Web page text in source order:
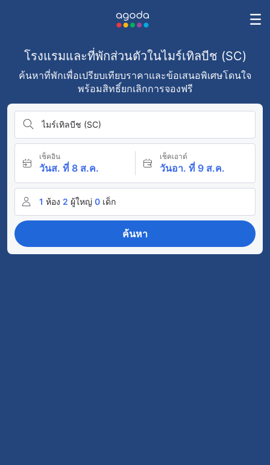
โรงแรมและที่พักส่วนตัวในไมร์เทิลบีช (SC)
ค้นหาที่พักเพื่อเปรียบเทียบราคาและข้อเสนอพิเศษโดนใจ
พร้อมสิทธิ์ยกเลิกการจองฟรี
ไมร์เทิลบีช (SC)
เช็คอิน
วันส. ที่ 8 ส.ค.
เช็คเอาต์
วันอา. ที่ 9 ส.ค.
1 ห้อง 2 ผู้ใหญ่ 0 เด็ก
ค้นหา